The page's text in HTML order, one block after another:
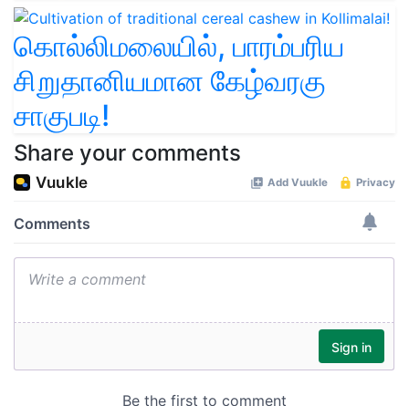
கொல்லிமலையில், பாரம்பரிய
சிறுதானியமான கேழ்வரகு
சாகுபடி!
Share your comments